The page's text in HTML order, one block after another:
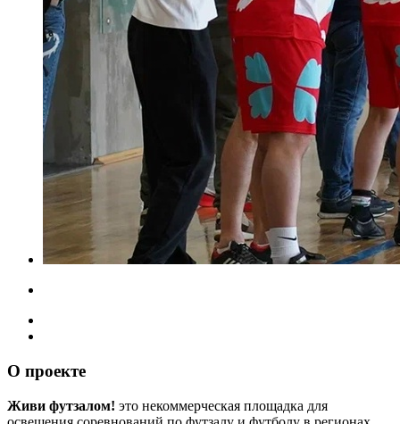
О проекте
Живи футзалом! это некоммерческая площадка для